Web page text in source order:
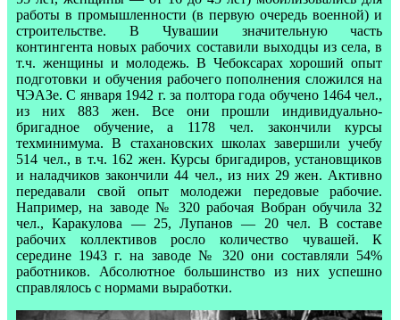
работы в промышленности (в первую очередь военной) и
строительстве. В Чувашии значительную часть
контингента новых рабочих составили выходцы из села, в
т.ч. женщины и молодежь. В Чебоксарах хороший опыт
подготовки и обучения рабочего пополнения сложился на
ЧЭАЗе. С января 1942 г. за полтора года обучено 1464 чел.,
из них 883 жен. Все они прошли индивидуально-
бригадное обучение, а 1178 чел. закончили курсы
техминимума. В стахановских школах завершили учебу
514 чел., в т.ч. 162 жен. Курсы бригадиров, установщиков
и наладчиков закончили 44 чел., из них 29 жен. Активно
передавали свой опыт молодежи передовые рабочие.
Например, на заводе № 320 рабочая Вобран обучила 32
чел., Каракулова — 25, Лупанов — 20 чел. В составе
рабочих коллективов росло количество чувашей. К
середине 1943 г. на заводе № 320 они составляли 54%
работников. Абсолютное большинство из них успешно
справлялось с нормами выработки.